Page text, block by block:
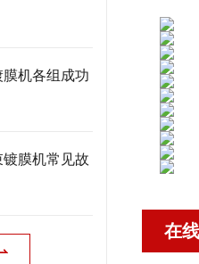
机各组成功
膜机常见故
在